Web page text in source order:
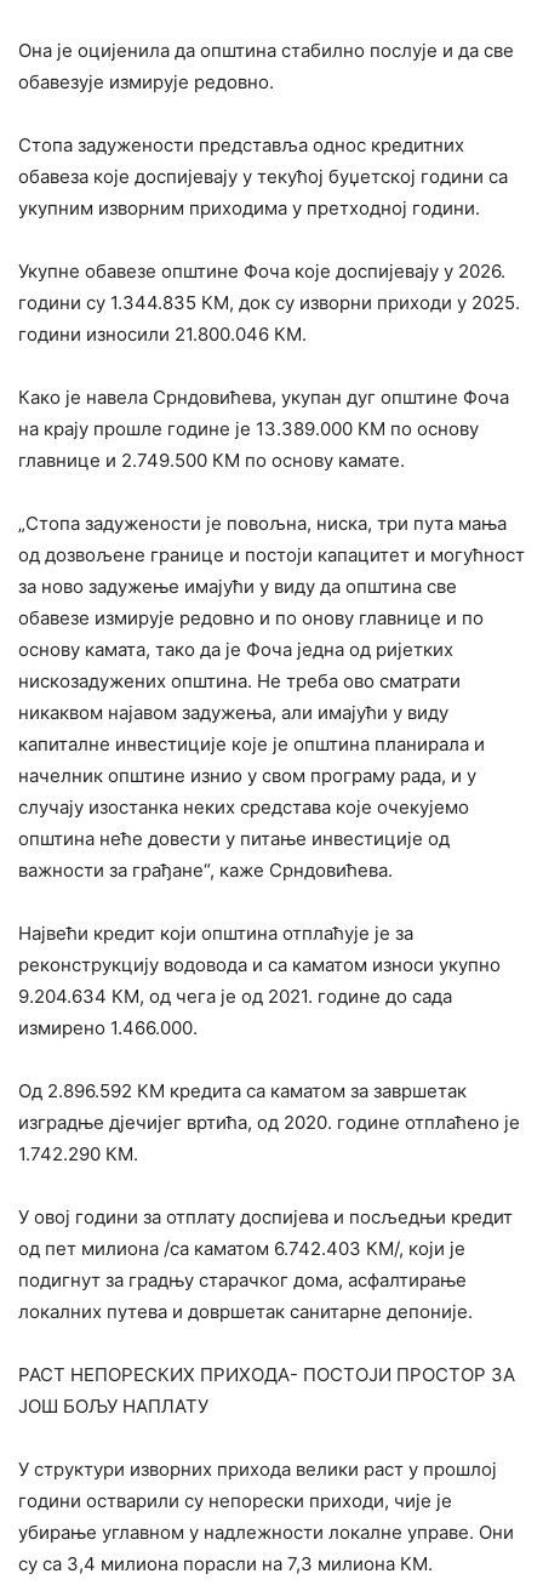
Она је оцијенила да општина стабилно послује и да све
обавезује измирује редовно.
Стопа задужености представља однос кредитних
обавеза које доспијевају у текућој буџетској години са
укупним изворним приходима у претходној години.
Укупне обавезе општине Фоча које доспијевају у 2026.
години су 1.344.835 КМ, док су изворни приходи у 2025.
години износили 21.800.046 КМ.
Како је навела Срндовићева, укупан дуг општине Фоча
на крају прошле године је 13.389.000 КМ по основу
главнице и 2.749.500 КМ по основу камате.
„Стопа задужености је повољна, ниска, три пута мања
од дозвољене границе и постоји капацитет и могућност
за ново задужење имајући у виду да општина све
обавезе измирује редовно и по онову главнице и по
основу камата, тако да је Фоча једна од ријетких
нискозадужених општина. Не треба ово сматрати
никаквом најавом задужења, али имајући у виду
капиталне инвестиције које је општина планирала и
начелник општине изнио у свом програму рада, и у
случају изостанка неких средстава које очекујемо
општина неће довести у питање инвестиције од
важности за грађане“, каже Срндовићева.
Највећи кредит који општина отплаћује је за
реконструкцију водовода и са каматом износи укупно
9.204.634 КМ, од чега је од 2021. године до сада
измирено 1.466.000.
Од 2.896.592 КМ кредита са каматом за завршетак
изградње дјечијег вртића, од 2020. године отплаћено је
1.742.290 КМ.
У овој години за отплату доспијева и посљедњи кредит
од пет милиона /са каматом 6.742.403 КМ/, који је
подигнут за градњу старачког дома, асфалтирање
локалних путева и довршетак санитарне депоније.
РАСТ НЕПОРЕСКИХ ПРИХОДА- ПОСТОЈИ ПРОСТОР ЗА
ЈОШ БОЉУ НАПЛАТУ
У структури изворних прихода велики раст у прошлој
години остварили су непорески приходи, чије је
убирање углавном у надлежности локалне управе. Они
су са 3,4 милиона порасли на 7,3 милиона КМ.